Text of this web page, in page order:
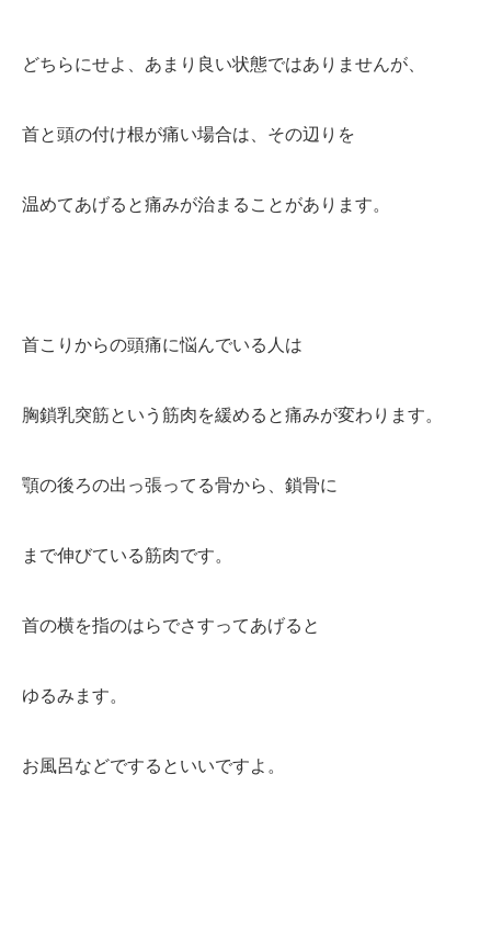
どちらにせよ、あまり良い状態ではありませんが、
首と頭の付け根が痛い場合は、その辺りを
温めてあげると痛みが治まることがあります。
首こりからの頭痛に悩んでいる人は
胸鎖乳突筋という筋肉を緩めると痛みが変わります。
顎の後ろの出っ張ってる骨から、鎖骨に
まで伸びている筋肉です。
首の横を指のはらでさすってあげると
ゆるみます。
お風呂などでするといいですよ。